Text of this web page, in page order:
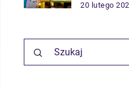
20 lutego